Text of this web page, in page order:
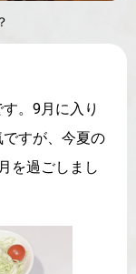
。9月に入り
すが、今夏の
を過ごしまし